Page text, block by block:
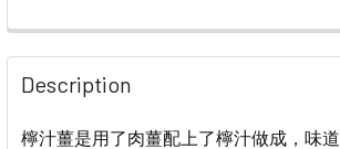
DECREASE QUANTITY OF CHAN YEE
INCREASE QUANTITY OF
Description
檸汁薑是用了肉薑配上了檸汁做成，味